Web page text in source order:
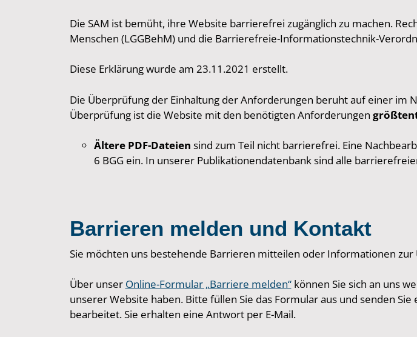
Die SAM ist bemüht, ihre Website barrierefrei zugänglich zu machen.
Menschen (LGGBehM) und die Barrierefreie-Informationstechnik-
Diese Erklärung wurde am 23.11.2021 erstellt.
Die Überprüfung der Einhaltung der Anforderungen beruht auf einer
Überprüfung ist die Website mit den benötigten Anforderungen
Ältere PDF-Dateien sind zum Teil nicht barrierefrei. Eine
6 BGG ein. In unserer Publikationendatenbank sind alle
Barrieren melden und Kontakt
Sie möchten uns bestehende Barrieren mitteilen oder Informationen
Über unser Online-Formular „Barriere melden“können Sie sich an uns
unserer Website haben. Bitte füllen Sie das Formular aus und senden
bearbeitet. Sie erhalten eine Antwort per E-Mail.